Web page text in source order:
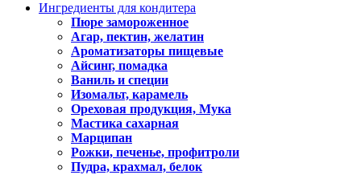
Ингредиенты для кондитера
Пюре замороженное
Агар, пектин, желатин
Ароматизаторы пищевые
Айсинг, помадка
Ваниль и специи
Изомальт, карамель
Ореховая продукция, Мука
Мастика сахарная
Марципан
Рожки, печенье, профитроли
Пудра, крахмал, белок